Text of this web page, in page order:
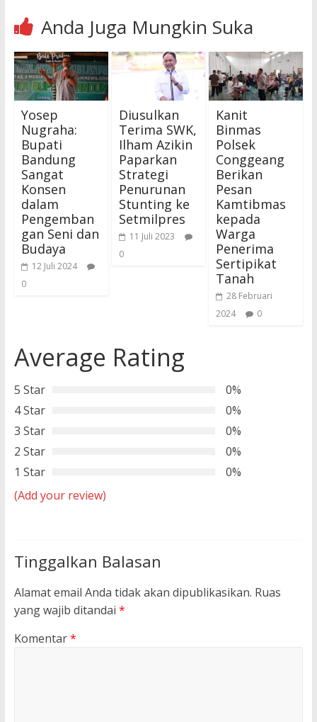
Anda Juga Mungkin Suka
Yosep
Nugraha:
Bupati
Bandung
Sangat
Konsen
dalam
Pengemban
gan Seni dan
Budaya
12 Juli 2024
0
Diusulkan
Terima SWK,
Ilham Azikin
Paparkan
Strategi
Penurunan
Stunting ke
Setmilpres
11 Juli 2023
0
Kanit
Binmas
Polsek
Conggeang
Berikan
Pesan
Kamtibmas
kepada
Warga
Penerima
Sertipikat
Tanah
28 Februari
2024
0
Average Rating
5 Star
0%
4 Star
0%
3 Star
0%
2 Star
0%
1 Star
0%
(Add your review)
Tinggalkan Balasan
Alamat email Anda tidak akan dipublikasikan. Ruas
yang wajib ditandai *
Komentar*